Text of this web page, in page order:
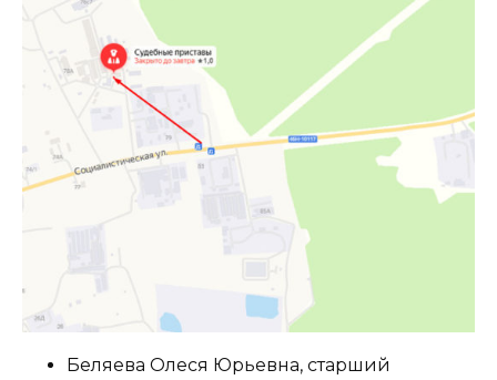
Беляева Олеся Юрьевна, старший